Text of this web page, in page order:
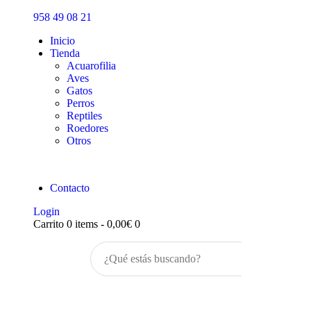
958 49 08 21
Inicio
Tienda
Acuarofilia
Aves
Gatos
Perros
Reptiles
Roedores
Otros
Contacto
Login
Carrito 0 items - 0,00€ 0
Inicio